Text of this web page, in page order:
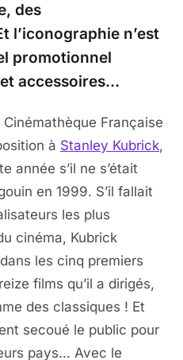
des
l’iconographie n’est
promotionnel
accessoires…
Française
à Stanley Kubrick,
année s’il ne s’était
en 1999. S’il fallait
les plus
cinéma, Kubrick
les cinq premiers
films qu’il a dirigés,
des classiques ! Et
secoué le public pour
pays… Avec le